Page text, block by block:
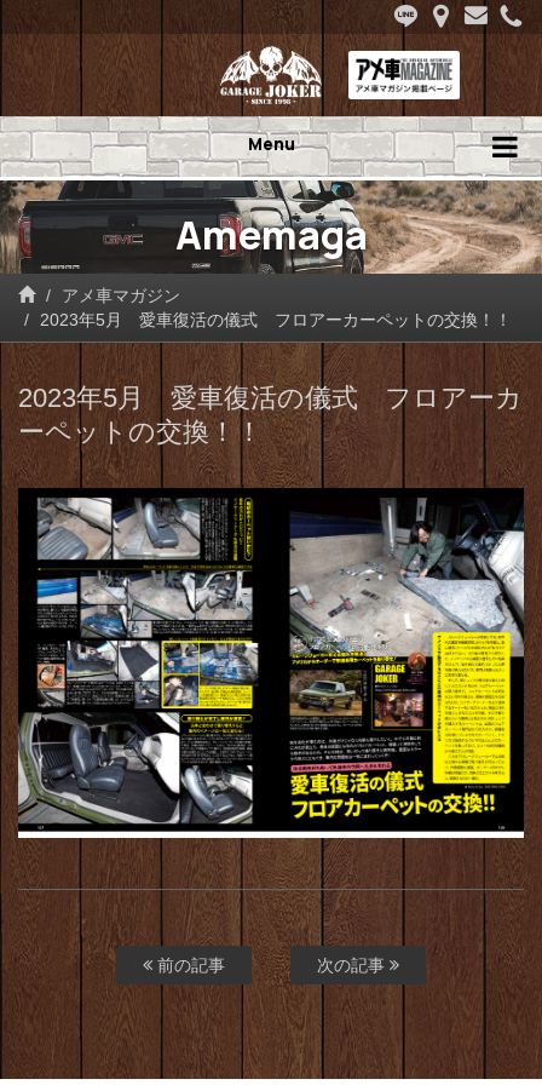
Menu
Amemaga
アメ車マガジン
2023年5月 愛車復活の儀式 フロアーカーペットの交換！！
2023年5月 愛車復活の儀式 フロアーカ
ーペットの交換！！
前の記事 次の記事